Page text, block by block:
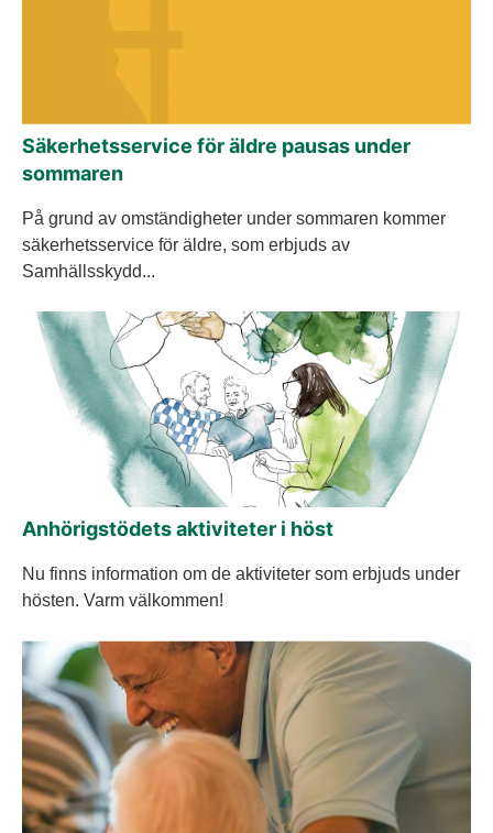
Säkerhetsservice för äldre pausas under
sommaren
På grund av omständigheter under sommaren kommer
säkerhetsservice för äldre, som erbjuds av
Samhällsskydd...
Anhörigstödets aktiviteter i höst
Nu finns information om de aktiviteter som erbjuds under
hösten. Varm välkommen!